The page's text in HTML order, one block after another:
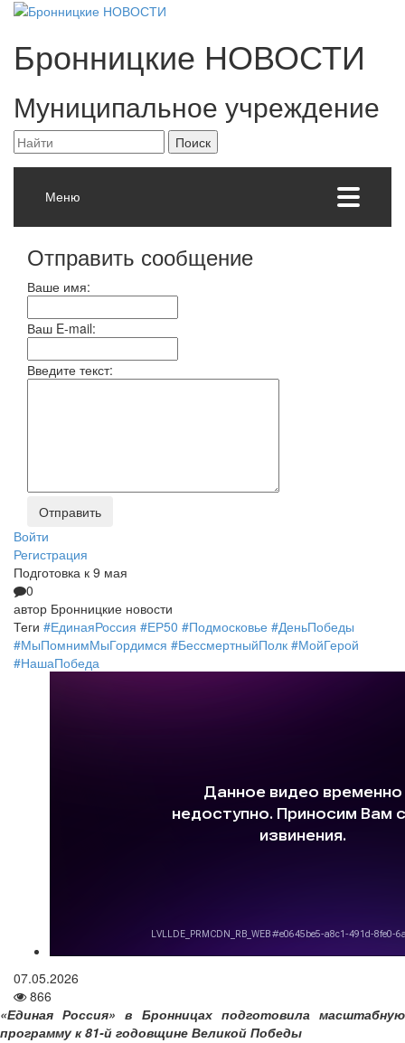
Бронницкие НОВОСТИ
Муниципальное учреждение
Меню
Отправить сообщение
Ваше имя:
Ваш E-mail:
Введите текст:
Войти
Регистрация
Подготовка к 9 мая
0
автор Бронницкие новости
Теги #ЕдинаяРоссия #ЕР50 #Подмосковье #ДеньПобеды
#МыПомнимМыГордимся #БессмертныйПолк #МойГерой
#НашаПобеда
07.05.2026
866
«Единая Россия» в Бронницах подготовила масштабную
программу к 81-й годовщине Великой Победы